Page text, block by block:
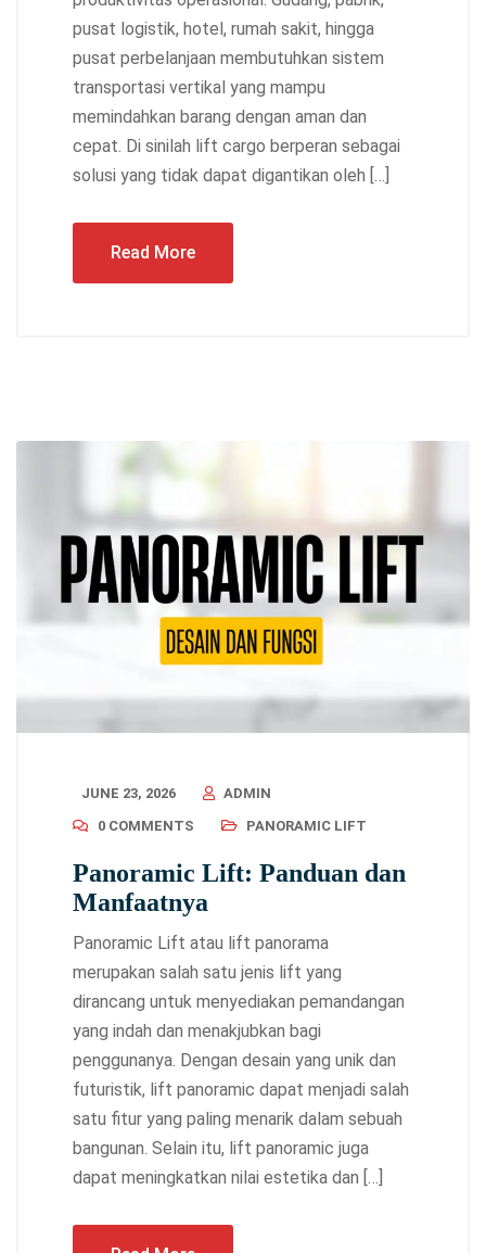
pusat logistik, hotel, rumah sakit, hingga
pusat perbelanjaan membutuhkan sistem
transportasi vertikal yang mampu
memindahkan barang dengan aman dan
cepat. Di sinilah lift cargo berperan sebagai
solusi yang tidak dapat digantikan oleh […]
Read More
JUNE 23, 2026
ADMIN
0 COMMENTS
PANORAMIC LIFT
Panoramic Lift: Panduan dan
Manfaatnya
Panoramic Lift atau lift panorama
merupakan salah satu jenis lift yang
dirancang untuk menyediakan pemandangan
yang indah dan menakjubkan bagi
penggunanya. Dengan desain yang unik dan
futuristik, lift panoramic dapat menjadi salah
satu fitur yang paling menarik dalam sebuah
bangunan. Selain itu, lift panoramic juga
dapat meningkatkan nilai estetika dan […]